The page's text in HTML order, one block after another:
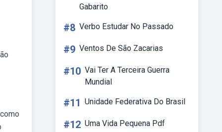
Gabarito
#8 Verbo Estudar No Passado
#9 Ventos De São Zacarias
#10 Vai Ter A Terceira Guerra
Mundial
#11 Unidade Federativa Do Brasil
#12 Uma Vida Pequena Pdf